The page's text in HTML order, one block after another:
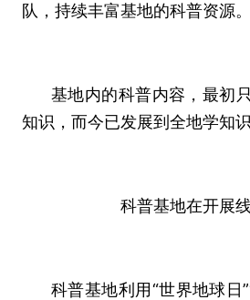
队，持续丰富基地的科普资源。
基地内的科普内容，最初
知识，而今已发展到全地学知识
科普基地在开展线
科普基地利用“世界地球日